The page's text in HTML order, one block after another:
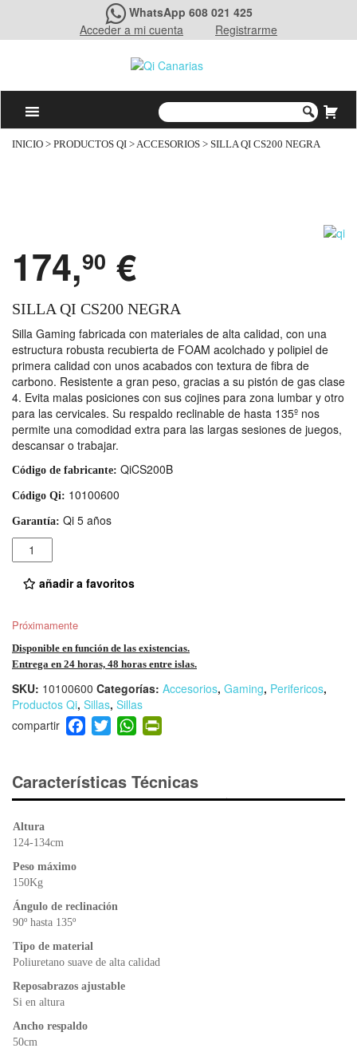
WhatsApp 608 021 425
Acceder a mi cuenta
Registrarme
INICIO > PRODUCTOS QI >ACCESORIOS > SILLA QI CS200 NEGRA
174,90 €
SILLA QI CS200 NEGRA
Silla Gaming fabricada con materiales de alta calidad, con una
estructura robusta recubierta de FOAM acolchado y polipiel de
primera calidad con unos acabados con textura de fibra de
carbono. Resistente a gran peso, gracias a su pistón de gas clase
4. Evita malas posiciones con sus cojines para zona lumbar y otro
para las cervicales. Su respaldo reclinable de hasta 135º nos
permite una comodidad extra para las largas sesiones de juegos,
descansar o trabajar.
Código de fabricante: QiCS200B
Código Qi: 10100600
Garantía: Qi 5 años
Cantidad
añadir a favoritos
Próximamente
Disponible en función de las existencias.
Entrega en 24 horas, 48 horas entre islas.
SKU: 10100600 Categorías: Accesorios, Gaming, Perifericos,
Productos Qi, Sillas, Sillas
F
a
e
b
T
wi
er
W
h
s
A
ri
e
Características Técnicas
Altura
124-134cm
Peso máximo
150Kg
Ángulo de reclinación
90º hasta 135º
Tipo de material
Poliuretano suave de alta calidad
Reposabrazos ajustable
Si en altura
Ancho respaldo
50cm